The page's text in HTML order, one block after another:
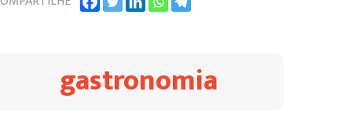
gastronomia